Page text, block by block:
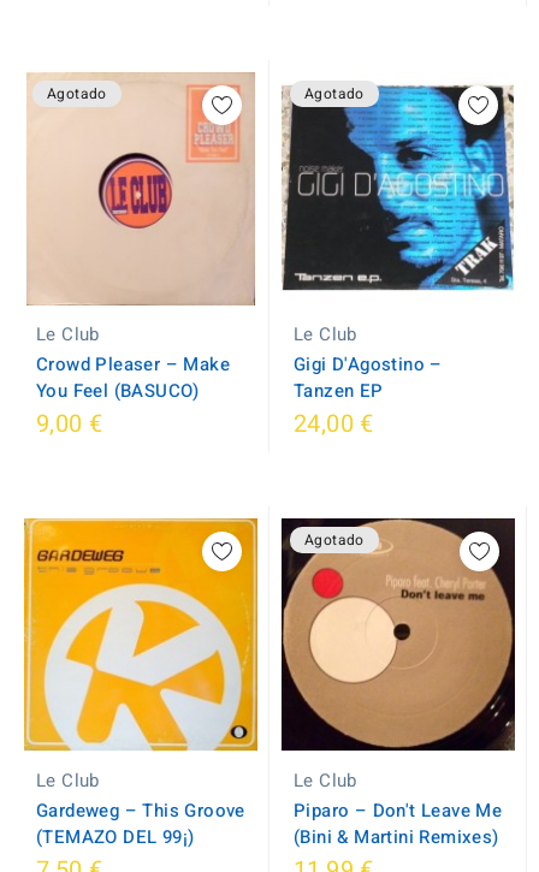
Agotado
Le Club
Crowd Pleaser ‎– Make
You Feel (BASUCO)
9,00 €
Agotado
Le Club
Gigi D'Agostino ‎–
Tanzen EP
24,00 €
Le Club
Gardeweg ‎– This Groove
(TEMAZO DEL 99¡)
Agotado
Le Club
Piparo ‎– Don't Leave Me
(Bini & Martini Remixes)